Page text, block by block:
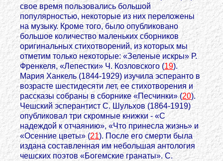
свое время пользовались большой
популярностью, некоторые из них переложены
на музыку. Кроме того, было опубликовано
большое количество маленьких сборников
оригинальных стихотворений, из которых мы
отметим только некоторые: «Зеленые искры» Р.
Френкеля, «Лепестки» Ч. Козловского (19).
Мария Ханкель (1844-1929) изучила эсперанто в
возрасте шестидесяти лет, ее стихотворения и
рассказы собраны в сборнике «Песчинки» (20).
Чешский эсперантист С. Шульхов (1864-1919)
опубликовал три скромные книжки - «С
надеждой к отчаянию», «Что принесла жизнь» и
«Осенние цветы» (21). После его смерти была
издана составленная им небольшая антология
чешских поэтов «Богемские гранаты». С.